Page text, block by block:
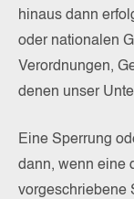
hinaus dann
oder nationalen
Verordnungen,
denen unser
Eine Sperrung
dann, wenn eine
vorgeschriebene